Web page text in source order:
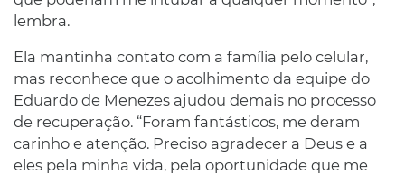
lembra.
Ela mantinha contato com a família pelo celular,
mas reconhece que o acolhimento da equipe do
Eduardo de Menezes ajudou demais no processo
de recuperação. “Foram fantásticos, me deram
carinho e atenção. Preciso agradecer a Deus e a
eles pela minha vida, pela oportunidade que me